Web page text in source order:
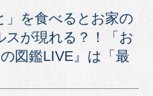
」を食べるとお家の
スが現れる？！「お
図鑑LIVE』は「最